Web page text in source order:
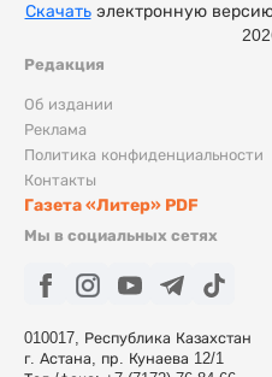
Редакция
Об издании
Реклама
Политика конфиденциальности
Контакты
Газета «Литер» PDF
Мы в социальных сетях
010017, Республика Казахстан
г. Астана, пр. Кунаева 12/1
Скачатьэлектронную